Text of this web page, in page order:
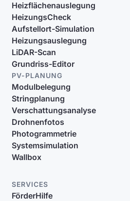
Heizflächenauslegung
HeizungsCheck
Aufstellort-Simulation
Heizungsauslegung
LiDAR-Scan
Grundriss-Editor
PV-PLANUNG
Modulbelegung
Stringplanung
Verschattungsanalyse
Drohnenfotos
Photogrammetrie
Systemsimulation
Wallbox
SERVICES
FörderHilfe